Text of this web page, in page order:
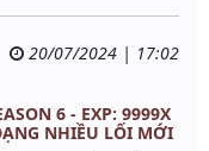
20/07/2024 | 17:02
6 - EXP: 9999X
NHIỀU LỐI MỚI